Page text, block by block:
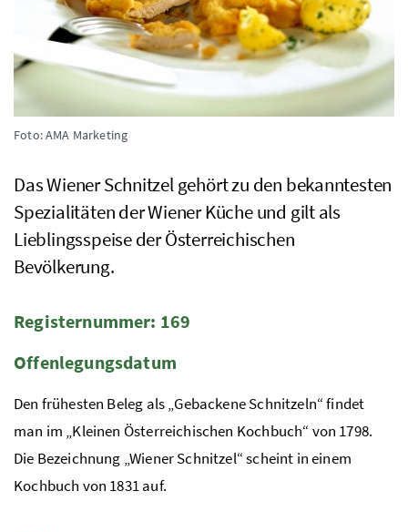
Foto: AMA Marketing
Das Wiener Schnitzel gehört zu den bekanntesten
Spezialitäten der Wiener Küche und gilt als
Lieblingsspeise der Österreichischen
Bevölkerung.
Registernummer: 169
Offenlegungsdatum
Den frühesten Beleg als „Gebackene Schnitzeln“ findet
man im „Kleinen Österreichischen Kochbuch“ von 1798.
Die Bezeichnung „Wiener Schnitzel“ scheint in einem
Kochbuch von 1831 auf.